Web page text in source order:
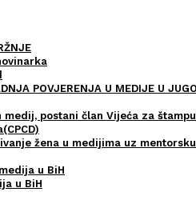
POVJERENJA U MEDIJE U
medij, postani član Vijeća za
žena u medijima uz
u BiH
u BiH